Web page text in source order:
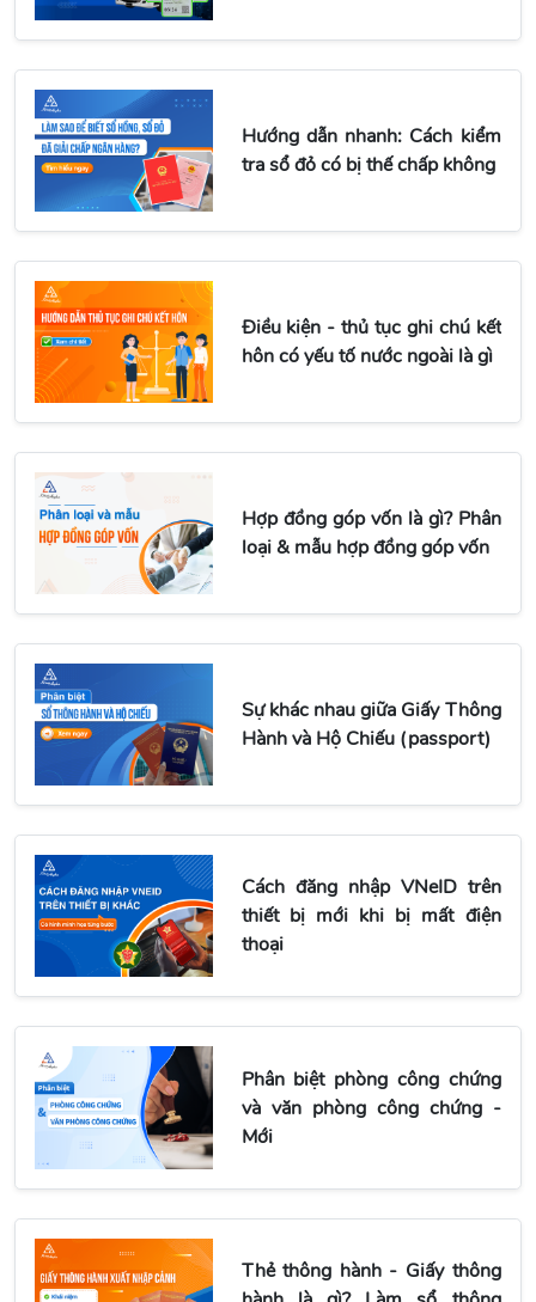
Hướng dẫn nhanh: Cách kiểm
tra sổ đỏ có bị thế chấp không
Điều kiện - thủ tục ghi chú kết
hôn có yếu tố nước ngoài là gì
Hợp đồng góp vốn là gì? Phân
loại & mẫu hợp đồng góp vốn
Sự khác nhau giữa Giấy Thông
Hành và Hộ Chiếu (passport)
Cách đăng nhập VNeID trên
thiết bị mới khi bị mất điện
thoại
Phân biệt phòng công chứng
và văn phòng công chứng -
Mới
Thẻ thông hành - Giấy thông